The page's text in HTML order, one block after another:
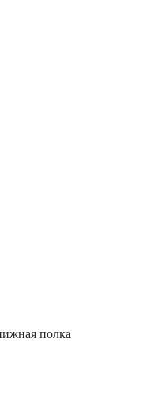
полка